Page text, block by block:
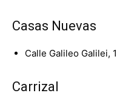
Casas Nuevas
Calle Galileo Galilei, 1
Carrizal